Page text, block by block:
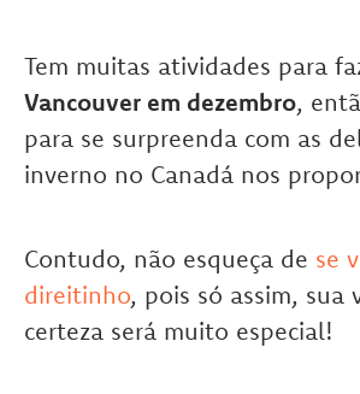
Tem muitas atividades para
Vancouver em dezembro,
para se surpreenda com as
inverno no Canadá nos
Contudo, não esqueça de se
direitinho, pois só assim, sua
certeza será muito especial!